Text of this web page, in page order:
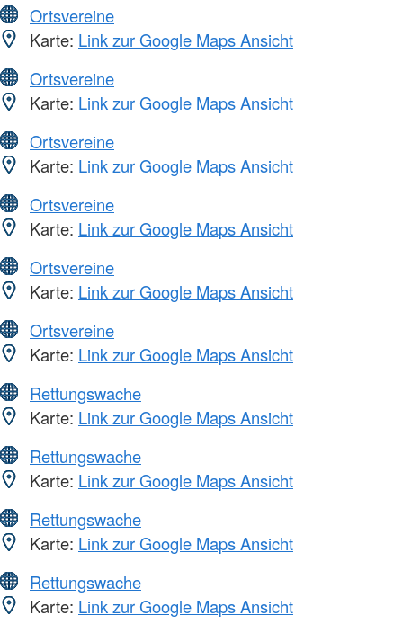
Ortsvereine
Karte: Link zur Google Maps Ansicht
Ortsvereine
Karte: Link zur Google Maps Ansicht
Ortsvereine
Karte: Link zur Google Maps Ansicht
Ortsvereine
Karte: Link zur Google Maps Ansicht
Ortsvereine
Karte: Link zur Google Maps Ansicht
Ortsvereine
Karte: Link zur Google Maps Ansicht
Rettungswache
Karte: Link zur Google Maps Ansicht
Rettungswache
Karte: Link zur Google Maps Ansicht
Rettungswache
Karte: Link zur Google Maps Ansicht
Rettungswache
Karte: Link zur Google Maps Ansicht